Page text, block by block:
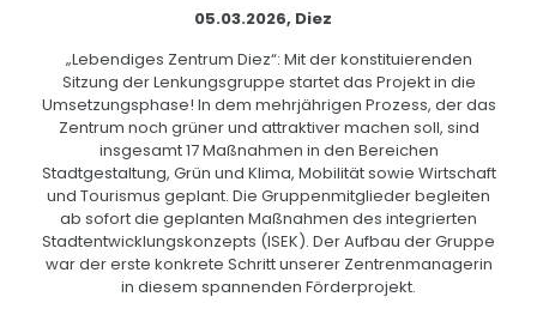
05.03.2026, Diez
„Lebendiges Zentrum Diez“: Mit der konstituierenden
Sitzung der Lenkungsgruppe startet das Projekt in die
Umsetzungsphase! In dem mehrjährigen Prozess, der das
Zentrum noch grüner und attraktiver machen soll, sind
insgesamt 17 Maßnahmen in den Bereichen
Stadtgestaltung, Grün und Klima, Mobilität sowie Wirtschaft
und Tourismus geplant. Die Gruppenmitglieder begleiten
ab sofort die geplanten Maßnahmen des integrierten
Stadtentwicklungskonzepts (ISEK). Der Aufbau der Gruppe
war der erste konkrete Schritt unserer Zentrenmanagerin
in diesem spannenden Förderprojekt.